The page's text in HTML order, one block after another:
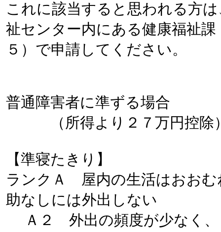
これに該当すると思われる方
祉センター内にある健康福祉課
５）で申請してください。
普通障害者に準ずる場合
（所得より２７万円控
【準寝たきり】
ランクＡ 屋内の生活はおおむ
助なしには外出しない
Ａ２ 外出の頻度が少なく、